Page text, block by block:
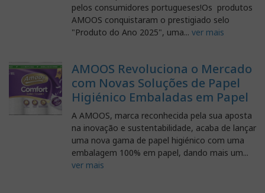
pelos consumidores portugueses!Os produtos
AMOOS conquistaram o prestigiado selo
"Produto do Ano 2025", uma... ver mais
AMOOS Revoluciona o Mercado
com Novas Soluções de Papel
Higiénico Embaladas em Papel
A AMOOS, marca reconhecida pela sua aposta
na inovação e sustentabilidade, acaba de lançar
uma nova gama de papel higiénico com uma
embalagem 100% em papel, dando mais um...
ver mais